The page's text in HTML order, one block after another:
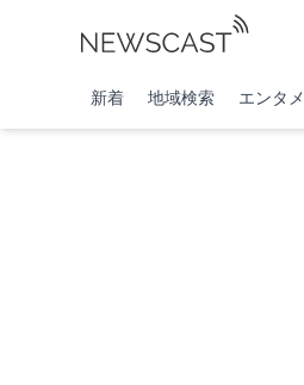
新着 地域検索 エンタメ